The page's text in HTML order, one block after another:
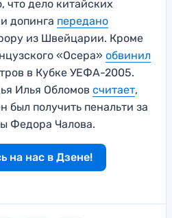
что дело китайских
допинга передано
из Швейцарии. Кроме
«Осера» обвинил
в Кубке УЕФА-2005.
Илья Обломов считает,
был получить пенальти за
Федора Чалова.
на нас в Дзене!